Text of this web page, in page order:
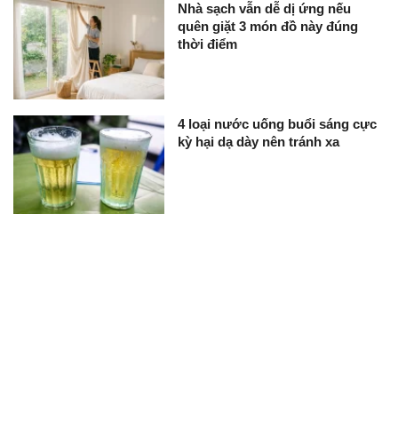
Nhà sạch vẫn dễ dị ứng nếu
quên giặt 3 món đồ này đúng
thời điểm
4 loại nước uống buổi sáng cực
kỳ hại dạ dày nên tránh xa